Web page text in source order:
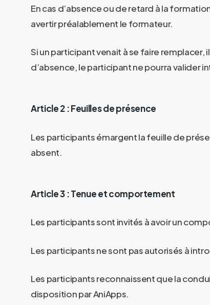
En cas d’absence ou de retard à la
avertir préalablement le formateur.
Si un participant venait à se faire
d’absence, le participant ne pourra valider
Article 2 : Feuilles de présence
Les participants émargent la feuille de
absent.
Article 3 : Tenue et comportement
Les participants sont invités à avoir un
Les participants ne sont pas autorisés à
Les participants reconnaissent que la
disposition parAniApps.